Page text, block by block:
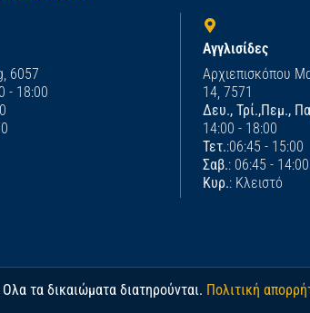
6057
- 18:00
Αγγλισίδες
Αρχιεπισκόπου
14, 7571
Δευ., Τρί.,Πεμ.,
14:00 - 18:00
Τετ.:06:45 - 15:00
Σαβ.: 06:45 - 14:00
Κυρ.: Κλειστό
τα δικαιώματα διατηρούνται. Πολιτική